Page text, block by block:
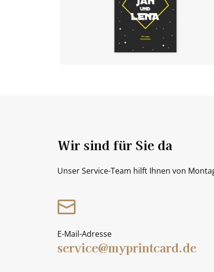
Wir sind für Sie da
Unser Service-Team hilft Ihnen von
E-Mail-Adresse
service@myprintcard.de